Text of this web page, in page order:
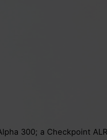
300; a Checkpoint